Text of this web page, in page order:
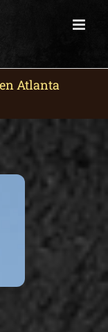
Atlanta